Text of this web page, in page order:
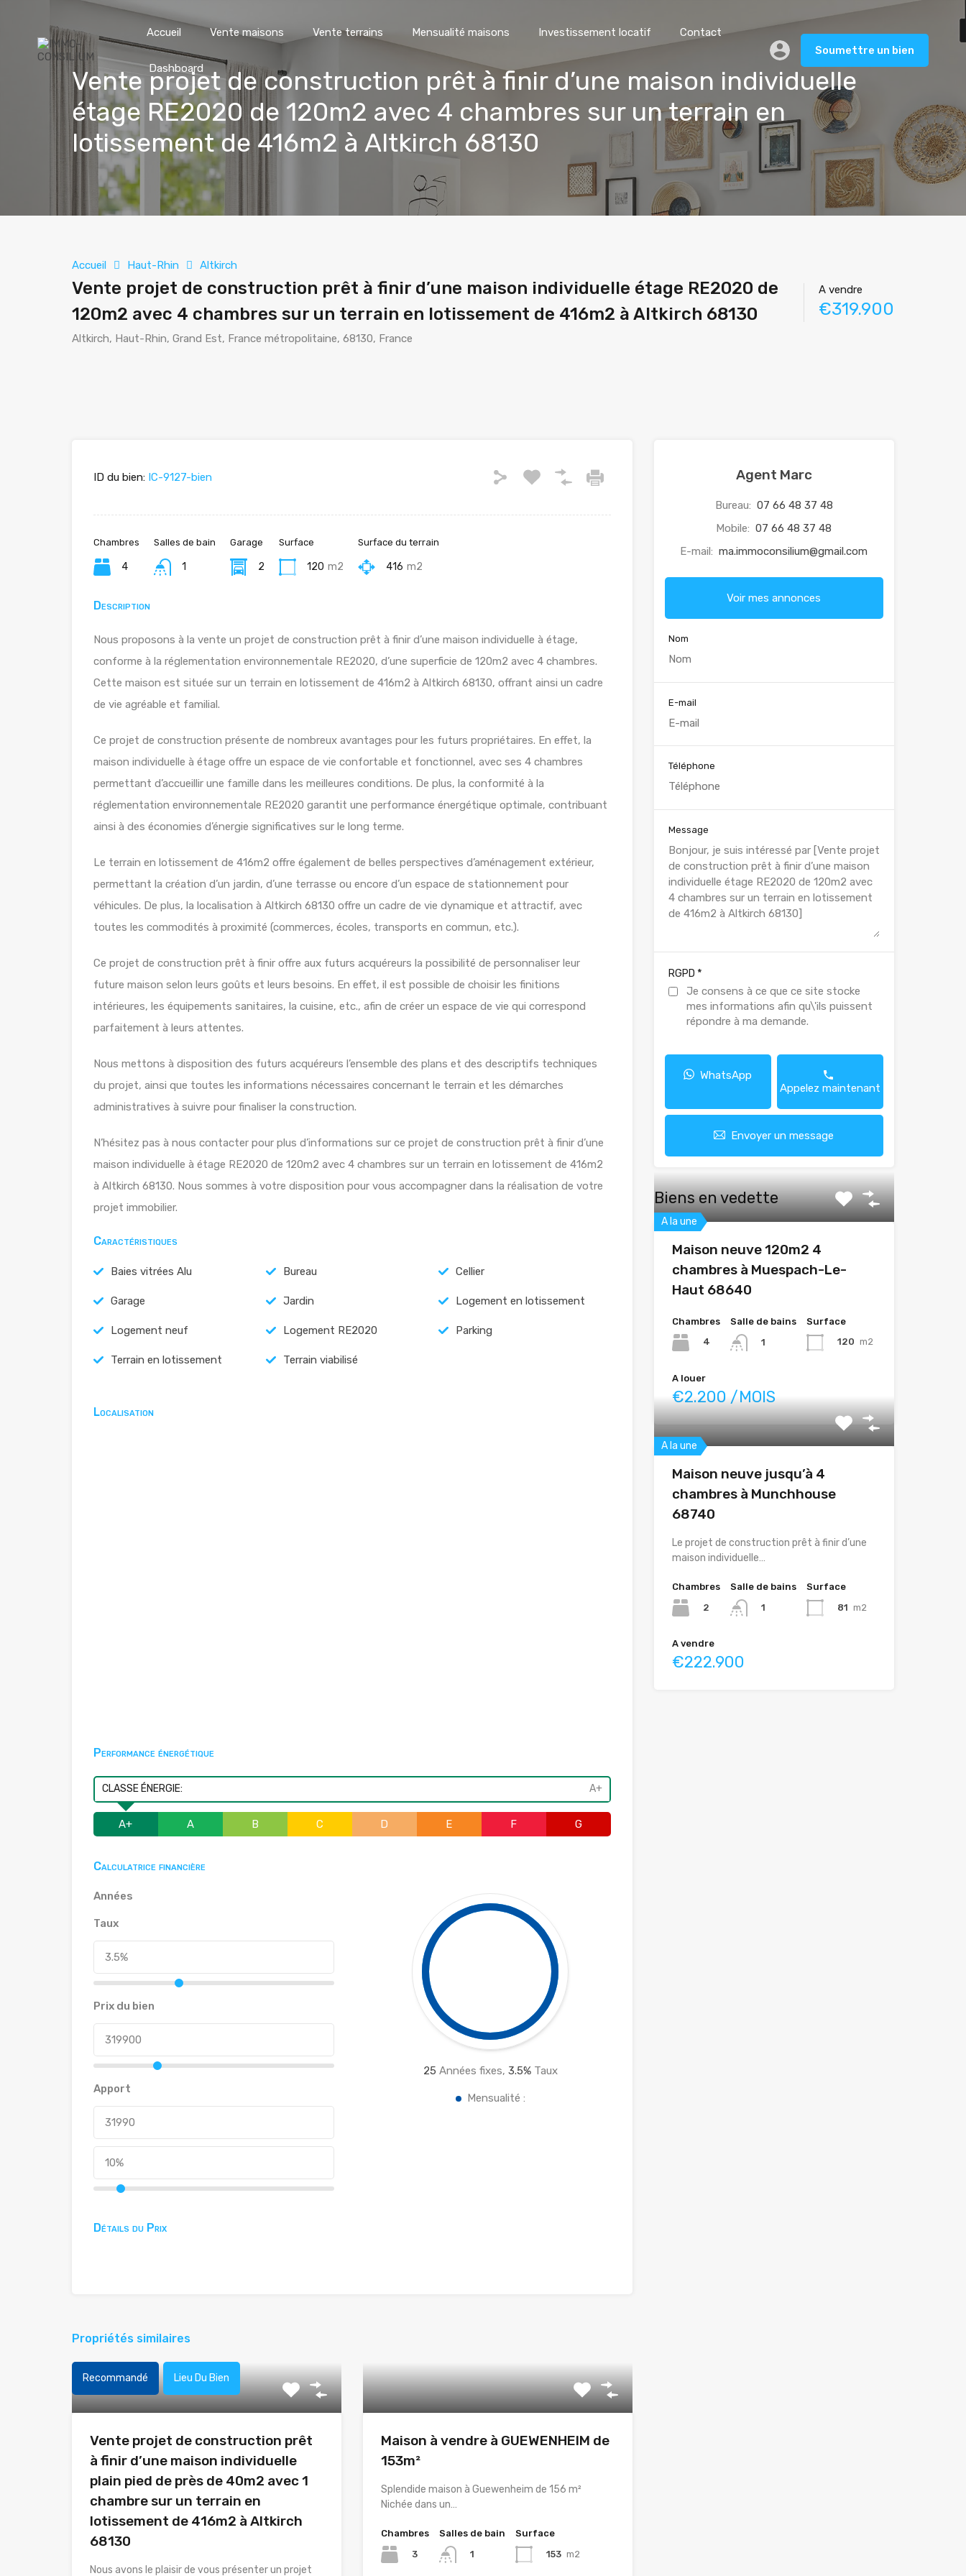
Accueil Vente maisons Vente terrains Mensualité maisons Investissement locatif Contact
Dashboard
Soumettre un bien
Vente projet de construction prêt à finir d’une maison individuelle
étage RE2020 de 120m2 avec 4 chambres sur un terrain en
lotissement de 416m2 à Altkirch 68130
Accueil Haut-Rhin Altkirch
Vente projet de construction prêt à finir d’une maison individuelle étage RE2020 de
120m2 avec 4 chambres sur un terrain en lotissement de 416m2 à Altkirch 68130
Altkirch, Haut-Rhin, Grand Est, France métropolitaine, 68130, France
A vendre
€319.900
ID du bien: IC-9127-bien
Chambres
4
Salles de bain
1
Garage
2
Surface
120 m2
Surface du terrain
416 m2
Description
Nous proposons à la vente un projet de construction prêt à finir d’une maison individuelle à étage,
conforme à la réglementation environnementale RE2020, d’une superficie de 120m2 avec 4 chambres.
Cette maison est située sur un terrain en lotissement de 416m2 à Altkirch 68130, offrant ainsi un cadre
de vie agréable et familial.
Ce projet de construction présente de nombreux avantages pour les futurs propriétaires. En effet, la
maison individuelle à étage offre un espace de vie confortable et fonctionnel, avec ses 4 chambres
permettant d’accueillir une famille dans les meilleures conditions. De plus, la conformité à la
réglementation environnementale RE2020 garantit une performance énergétique optimale, contribuant
ainsi à des économies d’énergie significatives sur le long terme.
Le terrain en lotissement de 416m2 offre également de belles perspectives d’aménagement extérieur,
permettant la création d’un jardin, d’une terrasse ou encore d’un espace de stationnement pour
véhicules. De plus, la localisation à Altkirch 68130 offre un cadre de vie dynamique et attractif, avec
toutes les commodités à proximité (commerces, écoles, transports en commun, etc.).
Ce projet de construction prêt à finir offre aux futurs acquéreurs la possibilité de personnaliser leur
future maison selon leurs goûts et leurs besoins. En effet, il est possible de choisir les finitions
intérieures, les équipements sanitaires, la cuisine, etc., afin de créer un espace de vie qui correspond
parfaitement à leurs attentes.
Nous mettons à disposition des futurs acquéreurs l’ensemble des plans et des descriptifs techniques
du projet, ainsi que toutes les informations nécessaires concernant le terrain et les démarches
administratives à suivre pour finaliser la construction.
N’hésitez pas à nous contacter pour plus d’informations sur ce projet de construction prêt à finir d’une
maison individuelle à étage RE2020 de 120m2 avec 4 chambres sur un terrain en lotissement de 416m2
à Altkirch 68130. Nous sommes à votre disposition pour vous accompagner dans la réalisation de votre
projet immobilier.
Caractéristiques
Baies vitrées Alu Bureau Cellier
Garage Jardin Logement en lotissement
Logement neuf Logement RE2020 Parking
Terrain en lotissement Terrain viabilisé
Localisation
Performance énergétique
CLASSE ÉNERGIE: A+
A+ A B C D E F G
Calculatrice financière
Années
Taux
Prix du bien
Apport
25 Années fixes, 3.5%Taux
Mensualité :
Détails du Prix
Propriétés similaires
Recommandé Lieu Du Bien
Vente projet de construction prêt
à finir d’une maison individuelle
plain pied de près de 40m2 avec 1
chambre sur un terrain en
lotissement de 416m2 à Altkirch
68130
Nous avons le plaisir de vous présenter un projet
Maison à vendre à GUEWENHEIM de
153m²
Splendide maison à Guewenheim de 156 m²
Nichée dans un…
Chambres
3
Salles de bain
1
Surface
153 m2
Agent Marc
Bureau: 07 66 48 37 48
Mobile: 07 66 48 37 48
E-mail: ma.immoconsilium@gmail.com
Voir mes annonces
Nom
E-mail
Téléphone
Message
RGPD *
Je consens à ce que ce site stocke
mes informations afin qu\'ils puissent
répondre à ma demande.
WhatsApp
Appelez maintenant
Envoyer un message
Biens en vedette
A la une
Maison neuve 120m2 4
chambres à Muespach-Le-
Haut 68640
Chambres
4
Salle de bains
1
Surface
120 m2
A louer
€2.200 /MOIS
A la une
Maison neuve jusqu’à 4
chambres à Munchhouse
68740
Le projet de construction prêt à finir d’une
maison individuelle…
Chambres
2
Salle de bains
1
Surface
81 m2
A vendre
€222.900